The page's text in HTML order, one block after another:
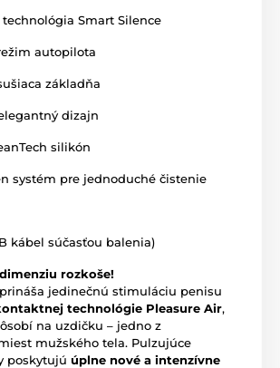
Smart Silence
autopilota
základňa
dizajn
silikón
systém pre jednoduché čistenie
kábel súčasťou balenia)
rozkoše!
jedinečnú stimuláciu penisu
technológie Pleasure Air,
na uzdičku – jedno z
mužského tela. Pulzujúce
poskytujú úplne nové a intenzívne